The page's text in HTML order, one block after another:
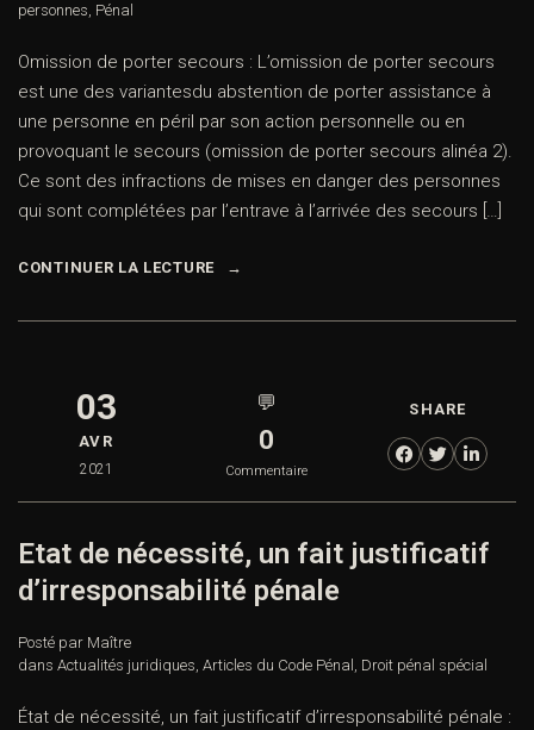
personnes, Pénal
Omission de porter secours : L’omission de porter secours
est une des variantesdu abstention de porter assistance à
une personne en péril par son action personnelle ou en
provoquant le secours (omission de porter secours alinéa 2).
Ce sont des infractions de mises en danger des personnes
qui sont complétées par l’entrave à l’arrivée des secours […]
CONTINUER LA LECTURE
03
AVR
2021
💬
0
Commentaire
SHARE
Etat de nécessité, un fait justificatif
d’irresponsabilité pénale
Posté par Maître
dans Actualités juridiques, Articles du Code Pénal , Droit pénal spécial
État de nécessité, un fait justificatif d’irresponsabilité pénale :